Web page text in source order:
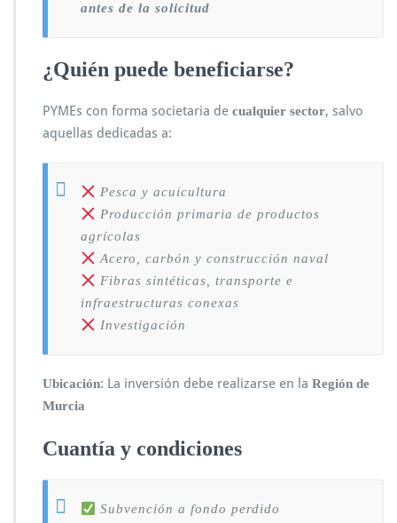
antes de la solicitud
¿Quién puede beneficiarse?
PYMEs con forma societaria de cualquier sector, salvo
aquellas dedicadas a:
Pesca y acuicultura
Producción primaria de productos
agrícolas
Acero, carbón y construcción naval
Fibras sintéticas, transporte e
infraestructuras conexas
Investigación
Ubicación: La inversión debe realizarse en la Región de
Murcia
Cuantía y condiciones
Subvención a fondo perdido